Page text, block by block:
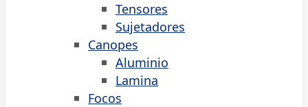
Tensores
Sujetadores
Canopes
Aluminio
Lamina
Focos